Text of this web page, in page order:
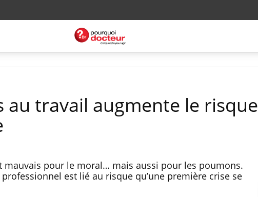
au travail augmente le risque
mauvais pour le moral… mais aussi pour les poumons.
est lié au risque qu’une première crise se